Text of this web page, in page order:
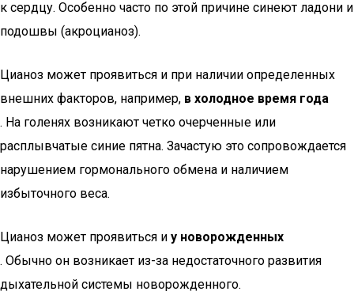
к сердцу. Особенно часто по этой причине синеют ладони и
подошвы (акроцианоз).
Цианоз может проявиться и при наличии определенных
внешних факторов, например, в холодное время года
. На голенях возникают четко очерченные или
расплывчатые синие пятна. Зачастую это сопровождается
нарушением гормонального обмена и наличием
избыточного веса.
Цианоз может проявиться и у новорожденных
. Обычно он возникает из-за недостаточного развития
дыхательной системы новорожденного.